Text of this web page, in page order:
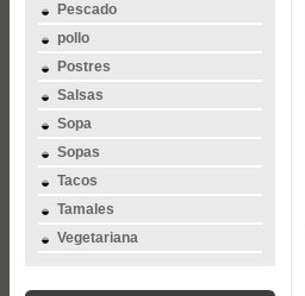
Pescado
pollo
Postres
Salsas
Sopa
Sopas
Tacos
Tamales
Vegetariana